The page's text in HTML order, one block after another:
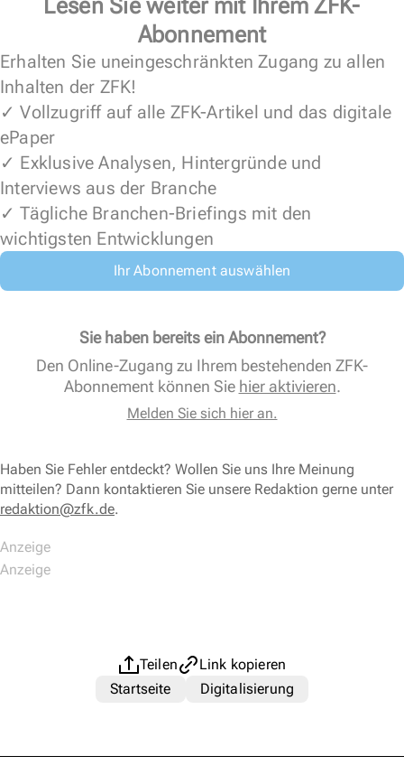
Lesen Sie weiter mit Ihrem ZFK-
Abonnement
Erhalten Sie uneingeschränkten Zugang zu allen
Inhalten der ZFK!
✓ Vollzugriff auf alle ZFK-Artikel und das digitale
ePaper
✓ Exklusive Analysen, Hintergründe und
Interviews aus der Branche
✓ Tägliche Branchen-Briefings mit den
wichtigsten Entwicklungen
Ihr Abonnement auswählen
Sie haben bereits ein Abonnement?
Den Online-Zugang zu Ihrem bestehenden ZFK-
Abonnement können Sie hier aktivieren.
Melden Sie sich hier an.
Haben Sie Fehler entdeckt? Wollen Sie uns Ihre Meinung
mitteilen? Dann kontaktieren Sie unsere Redaktion gerne unter
redaktion@zfk.de.
Teilen
Link kopieren
Startseite
Digitalisierung